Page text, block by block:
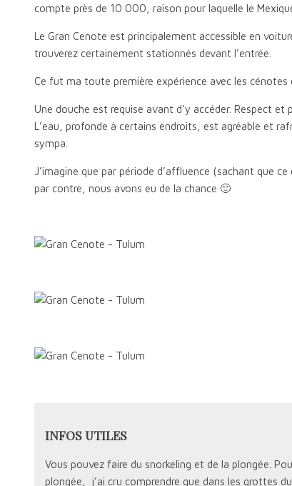
compte près de 10 000, raison pour laquelle le
Le Gran Cenote est principalement accessible en
trouverez certainement stationnés devant l’entrée.
Ce fut ma toute première expérience avec les cénotes
Une douche est requise avant d’y accéder. Respect
L’eau, profonde à certains endroits, est agréable et
sympa.
J’imagine que par période d’affluence (sachant que
par contre, nous avons eu de la chance 🙂
INFOS UTILES
Vous pouvez faire du snorkeling et de la plongée.
plongée, j’ai cru comprendre que dans les grottes